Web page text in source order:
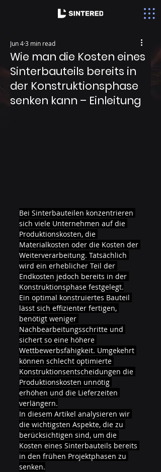
Wie man die Kosten eines
Sinterbauteils bereits in
der Konstruktionsphase
senken kann – Einleitung
Jun 43 min read
Bei Sinterbauteilen konzentrieren
sich viele Unternehmen auf die
Produktionskosten, die
Materialkosten oder die Kosten der
Weiterverarbeitung. Tatsächlich
wird ein erheblicher Teil der
Endkosten jedoch bereits in der
Konstruktionsphase festgelegt.
Ein optimal konstruiertes Bauteil
lässt sich effizienter fertigen,
benötigt weniger
Nachbearbeitungsschritte und
sichert so eine höhere
Wettbewerbsfähigkeit. Umgekehrt
können schlecht optimierte
Konstruktionsentscheidungen die
Produktionskosten unnötig
erhöhen und die Lieferzeiten
verlängern.
In diesem Artikel analysieren wir
die wichtigsten Aspekte, die zu
berücksichtigen sind, um die
Kosten eines Sinterbauteils bereits
in den frühen Projektphasen zu
senken.